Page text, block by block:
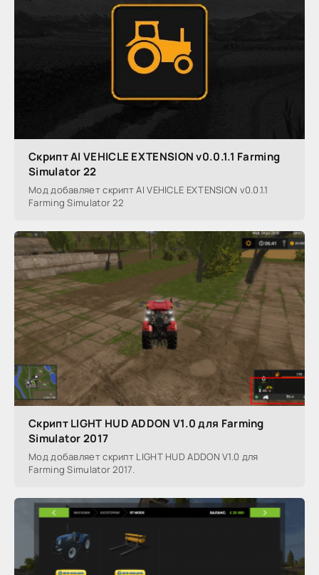
Скрипт AI VEHICLE EXTENSION v0.0.1.1 Farming
Simulator 22
Мод добавляет скрипт AI VEHICLE EXTENSION v0.0.1.1
Farming Simulator 22
Скрипт LIGHT HUD ADDON V1.0 для Farming
Simulator 2017
Мод добавляет скрипт LIGHT HUD ADDON V1.0 для
Farming Simulator 2017.